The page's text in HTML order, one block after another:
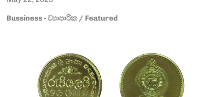
Type and hit enter
Bussiness - ව්‍යාපාරික/ Featured